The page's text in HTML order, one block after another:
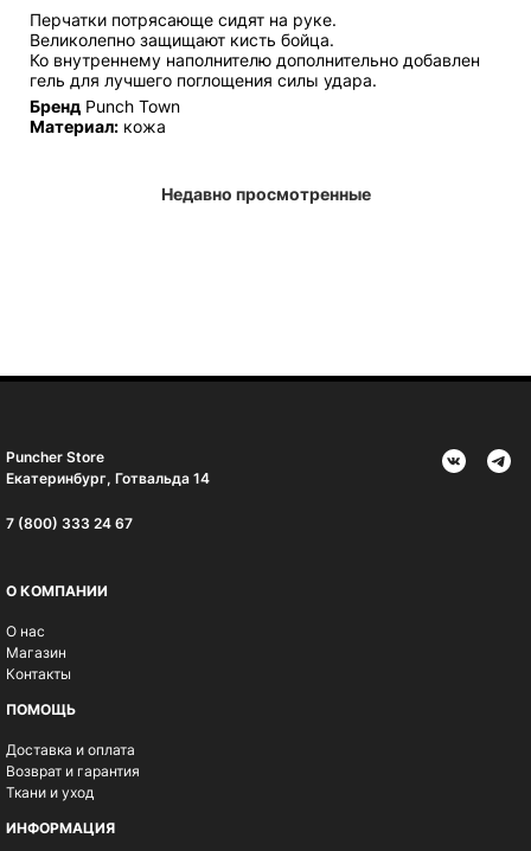
Перчатки потрясающе сидят на руке.
Великолепно защищают кисть бойца.
Ко внутреннему наполнителю дополнительно добавлен
гель для лучшего поглощения силы удара.
Бренд Punch Town
Материал: кожа
Недавно просмотренные
Puncher Store
Екатеринбург, Готвальда 14
7 (800) 333 24 67
О КОМПАНИИ
О нас
Магазин
Контакты
ПОМОЩЬ
Доставка и оплата
Возврат и гарантия
Ткани и уход
ИНФОРМАЦИЯ